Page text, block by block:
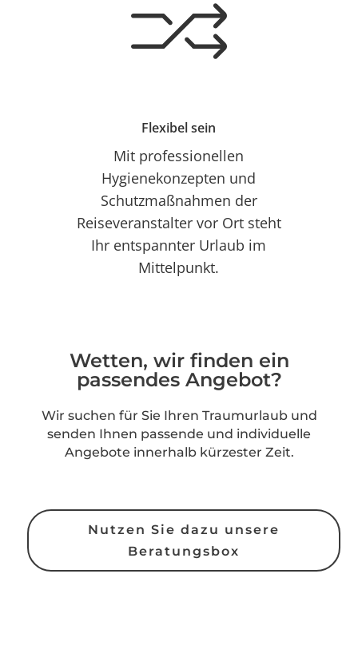
Flexibel sein
Mit professionellen
Hygienekonzepten und
Schutzmaßnahmen der
Reiseveranstalter vor Ort steht
Ihr entspannter Urlaub im
Mittelpunkt.
Wetten, wir finden ein
passendes Angebot?
Wir suchen für Sie Ihren Traumurlaub und
senden Ihnen passende und individuelle
Angebote innerhalb kürzester Zeit.
Nutzen Sie dazu unsere
Beratungsbox